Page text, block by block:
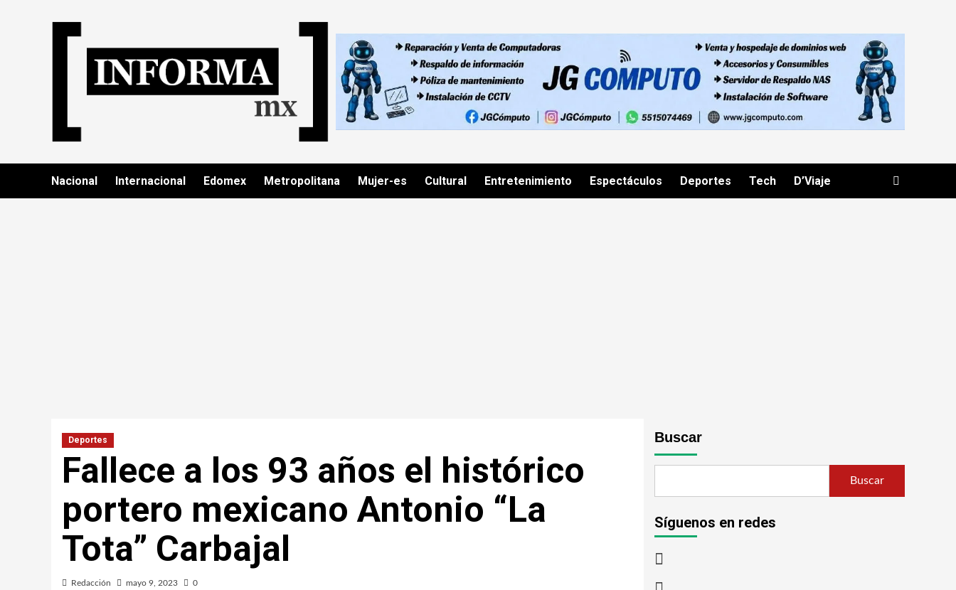
Nacional Internacional Edomex Metropolitana Mujer-es Cultural Entretenimiento Espectáculos Deportes Tech D’Viaje
Deportes
Fallece a los 93 años el histórico
portero mexicano Antonio “La
Tota” Carbajal
Redacción mayo 9, 2023 0
Buscar
Buscar
Síguenos en redes